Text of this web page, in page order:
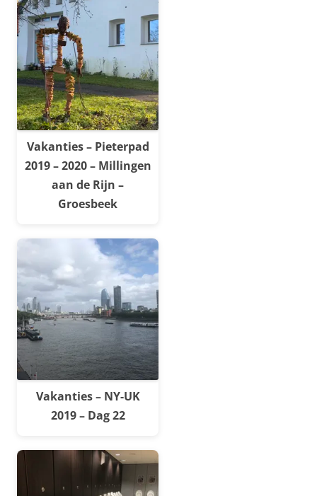
Vakanties – Pieterpad
2019 – 2020 – Millingen
aan de Rijn –
Groesbeek
Vakanties – NY-UK
2019 – Dag 22